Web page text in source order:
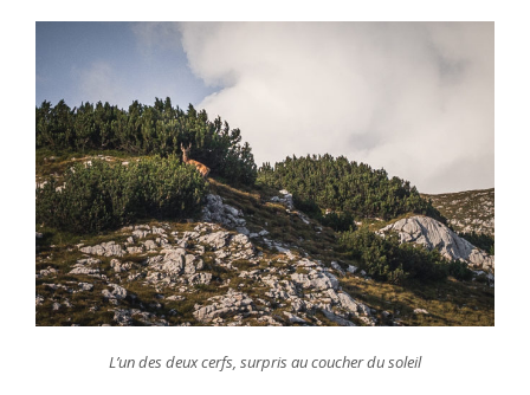
L’un des deux cerfs, surpris au coucher du soleil